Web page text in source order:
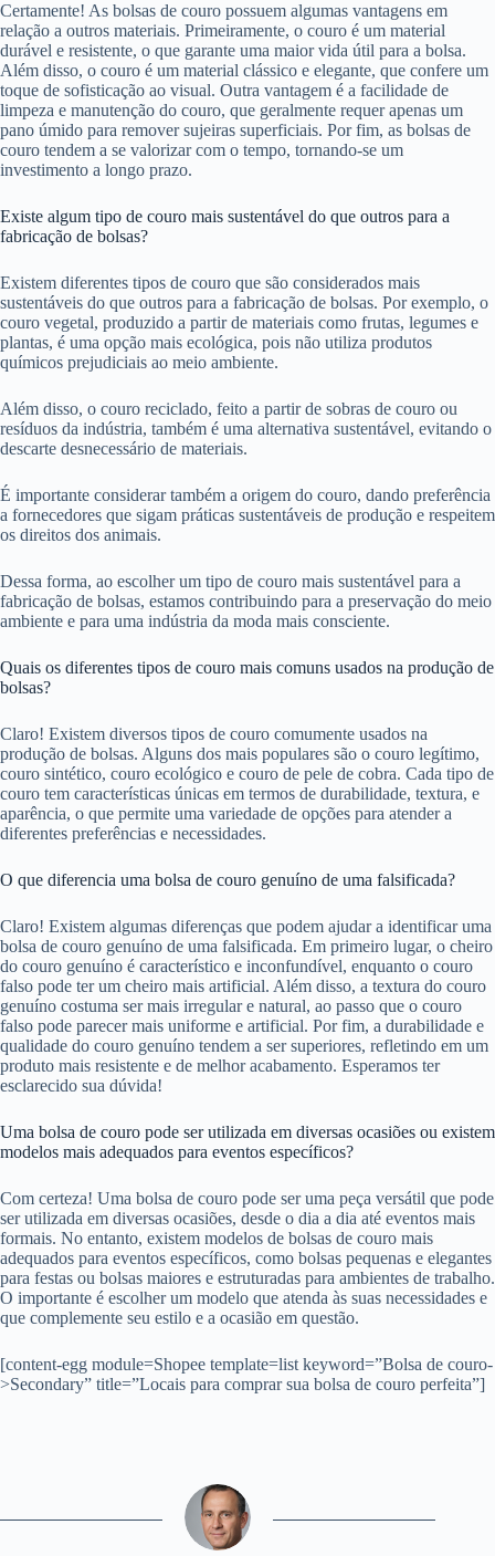
Certamente! As bolsas de couro possuem algumas vantagens em
relação a outros materiais. Primeiramente, o couro é um material
durável e resistente, o que garante uma maior vida útil para a bolsa.
Além disso, o couro é um material clássico e elegante, que confere um
toque de sofisticação ao visual. Outra vantagem é a facilidade de
limpeza e manutenção do couro, que geralmente requer apenas um
pano úmido para remover sujeiras superficiais. Por fim, as bolsas de
couro tendem a se valorizar com o tempo, tornando-se um
investimento a longo prazo.
Existe algum tipo de couro mais sustentável do que outros para a
fabricação de bolsas?
Existem diferentes tipos de couro que são considerados mais
sustentáveis do que outros para a fabricação de bolsas. Por exemplo, o
couro vegetal, produzido a partir de materiais como frutas, legumes e
plantas, é uma opção mais ecológica, pois não utiliza produtos
químicos prejudiciais ao meio ambiente.
Além disso, o couro reciclado, feito a partir de sobras de couro ou
resíduos da indústria, também é uma alternativa sustentável, evitando o
descarte desnecessário de materiais.
É importante considerar também a origem do couro, dando preferência
a fornecedores que sigam práticas sustentáveis de produção e respeitem
os direitos dos animais.
Dessa forma, ao escolher um tipo de couro mais sustentável para a
fabricação de bolsas, estamos contribuindo para a preservação do meio
ambiente e para uma indústria da moda mais consciente.
Quais os diferentes tipos de couro mais comuns usados na produção de
bolsas?
Claro! Existem diversos tipos de couro comumente usados na
produção de bolsas. Alguns dos mais populares são o couro legítimo,
couro sintético, couro ecológico e couro de pele de cobra. Cada tipo de
couro tem características únicas em termos de durabilidade, textura, e
aparência, o que permite uma variedade de opções para atender a
diferentes preferências e necessidades.
O que diferencia uma bolsa de couro genuíno de uma falsificada?
Claro! Existem algumas diferenças que podem ajudar a identificar uma
bolsa de couro genuíno de uma falsificada. Em primeiro lugar, o cheiro
do couro genuíno é característico e inconfundível, enquanto o couro
falso pode ter um cheiro mais artificial. Além disso, a textura do couro
genuíno costuma ser mais irregular e natural, ao passo que o couro
falso pode parecer mais uniforme e artificial. Por fim, a durabilidade e
qualidade do couro genuíno tendem a ser superiores, refletindo em um
produto mais resistente e de melhor acabamento. Esperamos ter
esclarecido sua dúvida!
Uma bolsa de couro pode ser utilizada em diversas ocasiões ou existem
modelos mais adequados para eventos específicos?
Com certeza! Uma bolsa de couro pode ser uma peça versátil que pode
ser utilizada em diversas ocasiões, desde o dia a dia até eventos mais
formais. No entanto, existem modelos de bolsas de couro mais
adequados para eventos específicos, como bolsas pequenas e elegantes
para festas ou bolsas maiores e estruturadas para ambientes de trabalho.
O importante é escolher um modelo que atenda às suas necessidades e
que complemente seu estilo e a ocasião em questão.
[content-egg module=Shopee template=list keyword=”Bolsa de couro-
>Secondary” title=”Locais para comprar sua bolsa de couro perfeita”]